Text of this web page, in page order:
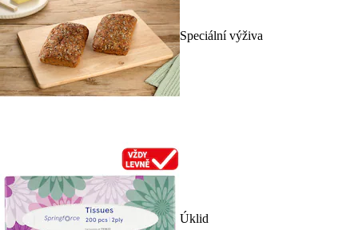
Speciální výživa
Úklid